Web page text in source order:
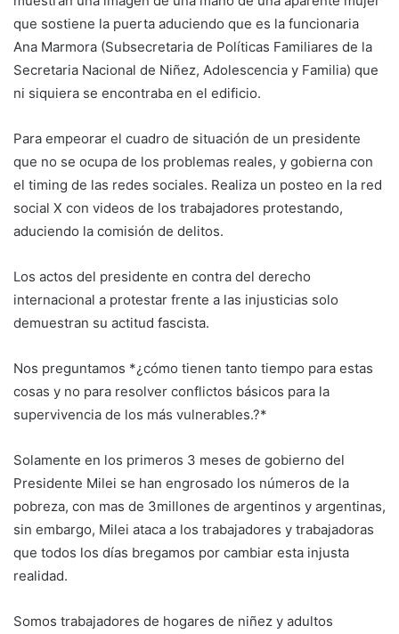
que sostiene la puerta aduciendo que es la funcionaria
Ana Marmora (Subsecretaria de Políticas Familiares de la
Secretaria Nacional de Niñez, Adolescencia y Familia) que
ni siquiera se encontraba en el edificio.
Para empeorar el cuadro de situación de un presidente
que no se ocupa de los problemas reales, y gobierna con
el timing de las redes sociales. Realiza un posteo en la red
social X con videos de los trabajadores protestando,
aduciendo la comisión de delitos.
Los actos del presidente en contra del derecho
internacional a protestar frente a las injusticias solo
demuestran su actitud fascista.
Nos preguntamos *¿cómo tienen tanto tiempo para estas
cosas y no para resolver conflictos básicos para la
supervivencia de los más vulnerables.?*
Solamente en los primeros 3 meses de gobierno del
Presidente Milei se han engrosado los números de la
pobreza, con mas de 3millones de argentinos y argentinas,
sin embargo, Milei ataca a los trabajadores y trabajadoras
que todos los días bregamos por cambiar esta injusta
realidad.
Somos trabajadores de hogares de niñez y adultos